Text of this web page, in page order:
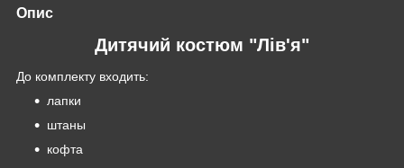
Опис
Дитячий костюм "Лів'я"
До комплекту входить:
лапки
штаны
кофта